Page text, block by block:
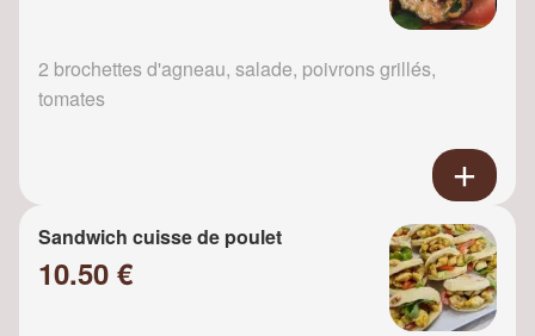
2 brochettes d'agneau, salade, poivrons grillés,
tomates
Sandwich cuisse de poulet
10.50 €